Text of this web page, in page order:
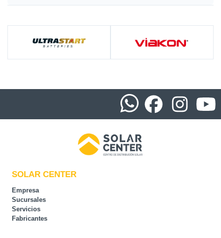
SOLAR CENTER
Empresa
Sucursales
Servicios
Fabricantes